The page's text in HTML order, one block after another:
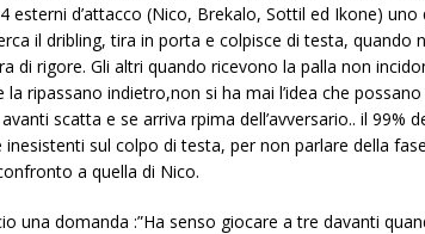
esterni d’attacco (Nico, Brekalo, Sottil ed Ikone)
il dribling, tira in porta e colpisce di testa, quando
di rigore. Gli altri quando ricevono la palla non
la ripassano indietro,non si ha mai l’idea che
scatta e se arriva rpima dell’avversario.. il 99%
inesistenti sul colpo di testa, per non parlare della
a quella di Nico.
una domanda :”Ha senso giocare a tre davanti